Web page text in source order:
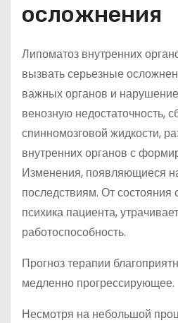
осложнения
Липоматоз внутренних
вызвать серьезные
важных органов и
венозную недостаточность,
спинномозговой жидкости,
внутренних органов с
Изменения, появляющиеся
последствиям. От состояния
психика пациента,
работоспособность.
Прогноз терапии
медленно прогрессирующее.
Несмотря на небольшой